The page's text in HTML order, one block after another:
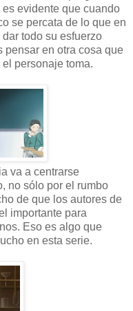
evidente que cuando
se percata de lo que en
todo su esfuerzo
pensar en otra cosa que
personaje toma.
va a centrarse
no sólo por el rumbo
de que los autores de
importante para
Eso es algo que
en esta serie.